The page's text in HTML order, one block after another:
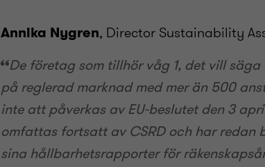
Annika Nygren, Director Sustainability
De företag som tillhör våg 1, det vill
på reglerad marknad med mer än 500
inte att påverkas av EU-beslutet den 3
omfattas fortsatt av CSRD och har redan
sina hållbarhetsrapporter för